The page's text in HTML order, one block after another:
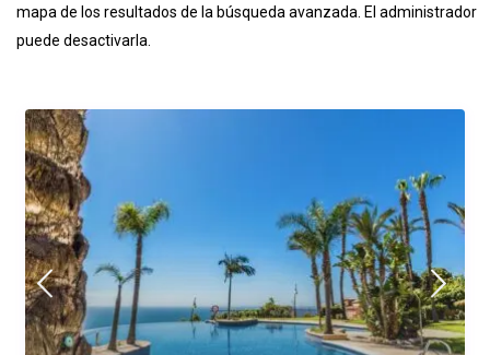
mapa de los resultados de la búsqueda avanzada. El administrador
puede desactivarla.